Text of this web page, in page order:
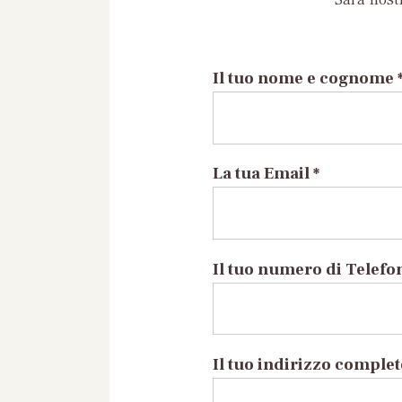
Il tuo nome e cognome
La tua Email *
Il tuo numero di
Il tuo indirizzo